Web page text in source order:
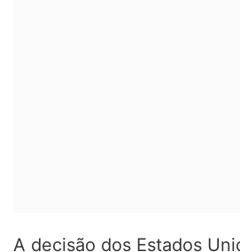
A decisão dos Estados